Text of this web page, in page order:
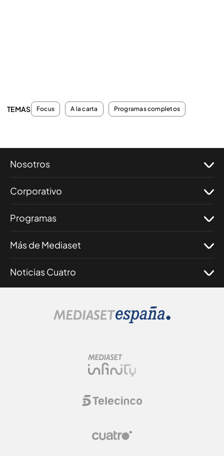
TEMAS Focus A la carta Programas completos
Nosotros
Corporativo
Programas
Más de Mediaset
Noticias Cuatro